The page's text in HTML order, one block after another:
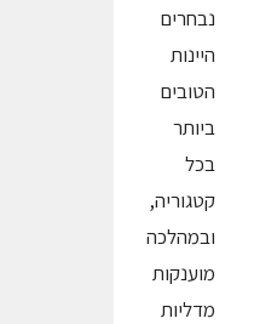
נבחרים
היינות
הטובים
ביותר
בכל
קטגוריה,
ובמהלכה
מוענקות
מדליות